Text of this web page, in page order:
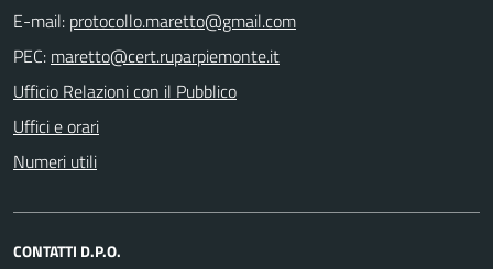
E-mail:
PEC:
Ufficio Relazioni con il Pubblico
Uffici e orari
Numeri utili
CONTATTI D.P.O.